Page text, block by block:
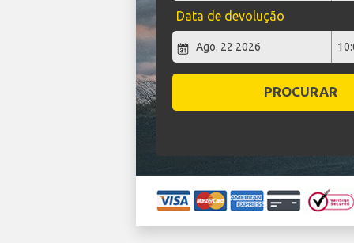
Data de devolução
PROCURAR